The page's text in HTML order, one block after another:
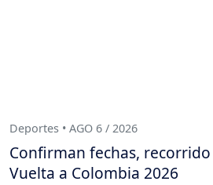
Deportes • AGO 6 / 2026
Confirman fechas,
Vuelta a Colombia 2026